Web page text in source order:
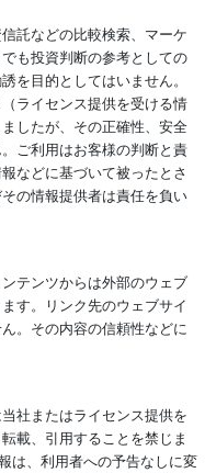
託などの比較検索、マーケ
も投資判断の参考としての
を目的としてはいません。
ライセンス提供を受ける情
したが、その正確性、安全
ご利用はお客様の判断と責
などに基づいて被ったとさ
の情報提供者は責任を負い
テンツからは外部のウェブ
す。リンク先のウェブサイ
。その内容の信頼性などに
社またはライセンス提供を
載、引用することを禁じま
は、利用者への予告なしに変